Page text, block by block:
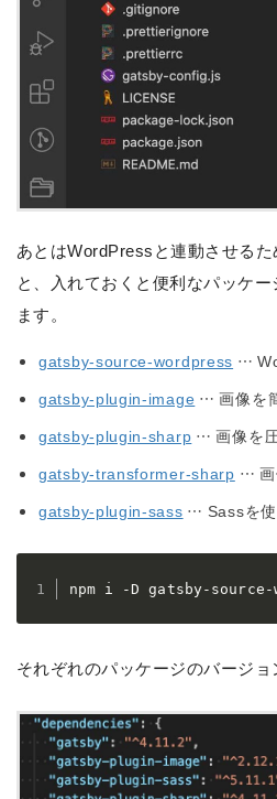
あとはWordPressと連動させる
と、入れておくと便利なパッケ
ます。
gatsby-source-wordpress …
gatsby-plugin-image … 画像を
gatsby-plugin-sharp … 画像を
gatsby-transformer-sharp … 画
gatsby-plugin-sass … Sassを使
npm i -D gatsby-
それぞれのパッケージのバージョ